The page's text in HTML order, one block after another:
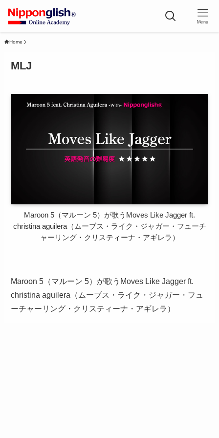
Menu
Home
MLJ
Maroon 5（マルーン 5）が歌うMoves Like Jagger ft.
christina aguilera（ムーブス・ライク・ジャガー・フューチ
ャーリング・クリスティーナ・アギレラ）
Maroon 5（マルーン 5）が歌うMoves Like Jagger ft.
christina aguilera（ムーブス・ライク・ジャガー・フュ
ーチャーリング・クリスティーナ・アギレラ）